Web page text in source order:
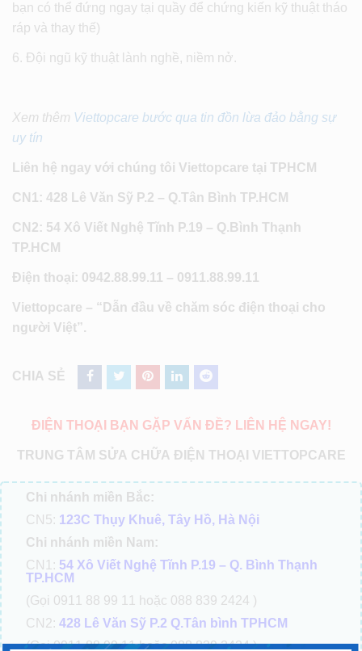
bạn có thể đứng ngay tại quầy để chứng kiến kỹ thuật tháo
ráp và thay thế)
6. Đội ngũ kỹ thuật lành nghề, niềm nở.
Xem thêm Viettopcare bước qua tin đồn lừa đảo bằng sự
uy tín
Liên hệ ngay với chúng tôi Viettopcare tại TPHCM
CN1: 428 Lê Văn Sỹ P.2 – Q.Tân Bình TP.HCM
CN2: 54 Xô Viết Nghệ Tĩnh P.19 – Q.Bình Thạnh
TP.HCM
Điện thoại: 0942.88.99.11 – 0911.88.99.11
Viettopcare – “Dẫn đầu về chăm sóc điện thoại cho
người Việt”.
CHIA SẺ
ĐIỆN THOẠI BẠN GẶP VẤN ĐỀ? LIÊN HỆ NGAY!
TRUNG TÂM SỬA CHỮA ĐIỆN THOẠI VIETTOPCARE
Chi nhánh miền Bắc:
CN5: 123C Thụy Khuê, Tây Hồ, Hà Nội
Chi nhánh miền Nam:
CN1: 54 Xô Viết Nghệ Tĩnh P.19 – Q. Bình Thạnh
TP.HCM
(Gọi 0911 88 99 11 hoặc 088 839 2424 )
CN2: 428 Lê Văn Sỹ P.2 Q.Tân bình TPHCM
(Gọi 0911 88 99 11 hoặc 088 839 2424 )